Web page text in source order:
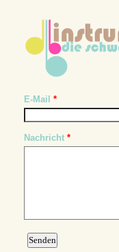
E-Mail *
Nachricht *